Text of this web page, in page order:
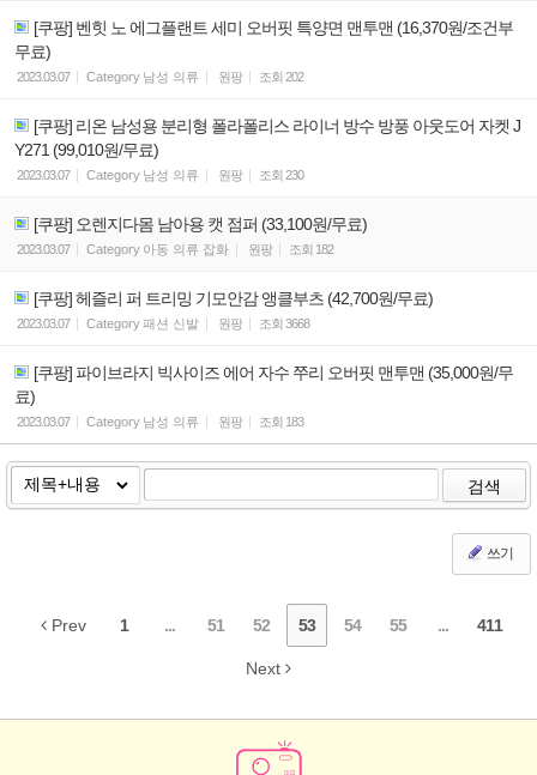
[쿠팡] 벤힛 노 에그플랜트 세미 오버핏 특양면 맨투맨 (16,370원/조건부
무료)
2023.03.07 Category 남성 의류 원팡 조회 202
[쿠팡] 리온 남성용 분리형 폴라폴리스 라이너 방수 방풍 아웃도어 자켓 J
Y271 (99,010원/무료)
2023.03.07 Category 남성 의류 원팡 조회 230
[쿠팡] 오렌지다몸 남아용 캣 점퍼 (33,100원/무료)
2023.03.07 Category 아동 의류 잡화 원팡 조회 182
[쿠팡] 헤즐리 퍼 트리밍 기모안감 앵클부츠 (42,700원/무료)
2023.03.07 Category패션 신발 원팡 조회 3668
[쿠팡] 파이브라지 빅사이즈 에어 자수 쭈리 오버핏 맨투맨 (35,000원/무
료)
2023.03.07 Category 남성 의류 원팡 조회 183
검색
쓰기
Prev 1 ... 51 52 53 54 55 ... 411
Next